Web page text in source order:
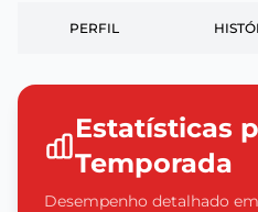
PERFIL
Estatísticas
Temporada
Desempenho detalhado